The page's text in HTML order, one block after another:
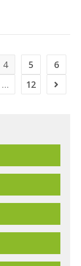
4 5
6
… 12 Naar